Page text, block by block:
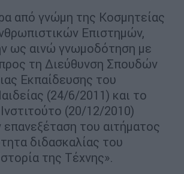
από γνώμη της Κοσμητείας
Επιστημών,
ως αινώ γνωμοδότηση με
τη Διεύθυνση Σπουδών
Εκπαίδευσης του
(24/6/2011) και το
(20/12/2010)
του αιτήματος
διδασκαλίας του
της Τέχνης».